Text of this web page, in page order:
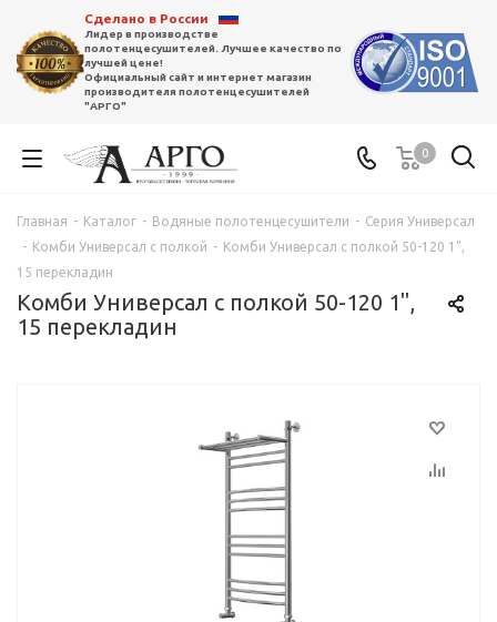
Сделано в России
Лидер в производстве
полотенцесушителей. Лучшее качество по
лучшей цене!
Официальный сайт и интернет магазин
производителя полотенцесушителей
"АРГО"
0
Главная - Каталог - Водяные полотенцесушители - Серия Универсал
- Комби Универсал с полкой - Комби Универсал с полкой 50-120 1",
15 перекладин
Комби Универсал с полкой 50-120 1",
15 перекладин